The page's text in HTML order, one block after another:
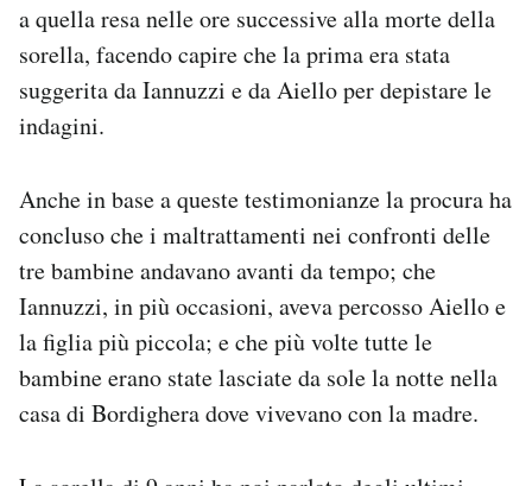
a quella resa nelle ore successive alla morte della
sorella, facendo capire che la prima era stata
suggerita da Iannuzzi e da Aiello per depistare le
indagini.
Anche in base a queste testimonianze la procura ha
concluso che i maltrattamenti nei confronti delle
tre bambine andavano avanti da tempo; che
Iannuzzi, in più occasioni, aveva percosso Aiello e
la figlia più piccola; e che più volte tutte le
bambine erano state lasciate da sole la notte nella
casa di Bordighera dove vivevano con la madre.